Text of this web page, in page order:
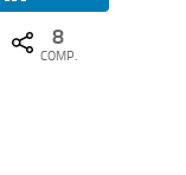
8
COMP.